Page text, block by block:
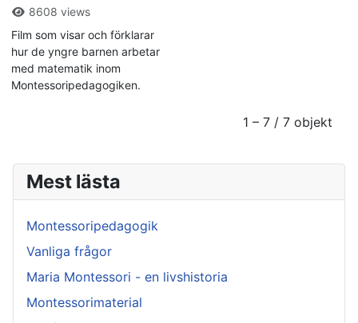
8608 views
Film som visar och förklarar
hur de yngre barnen arbetar
med matematik inom
Montessoripedagogiken.
1 – 7 / 7 objekt
Mest lästa
Montessoripedagogik
Vanliga frågor
Maria Montessori - en livshistoria
Montessorimaterial